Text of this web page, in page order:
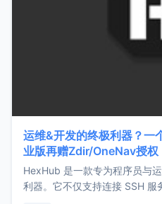
运维&开发的终极利器？一
业版再赠Zdir/OneNav授权
HexHub 是一款专为程序员与
利器。它不仅支持连接 SSH 服